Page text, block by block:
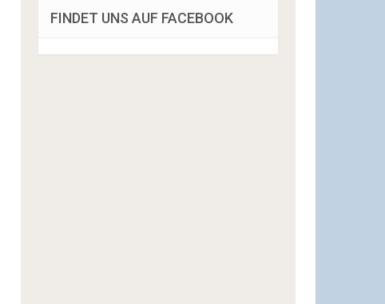
FINDET UNS AUF FACEBOOK